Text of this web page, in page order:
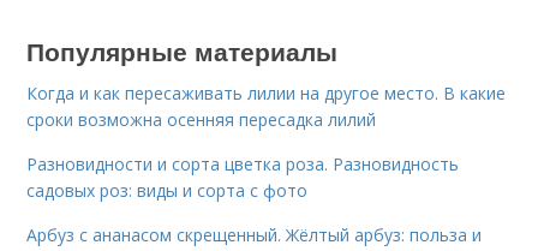
Популярные материалы
Когда и как пересаживать лилии на другое место. В какие
сроки возможна осенняя пересадка лилий
Разновидности и сорта цветка роза. Разновидность
садовых роз: виды и сорта с фото
Арбуз с ананасом скрещенный. Жёлтый арбуз: польза и